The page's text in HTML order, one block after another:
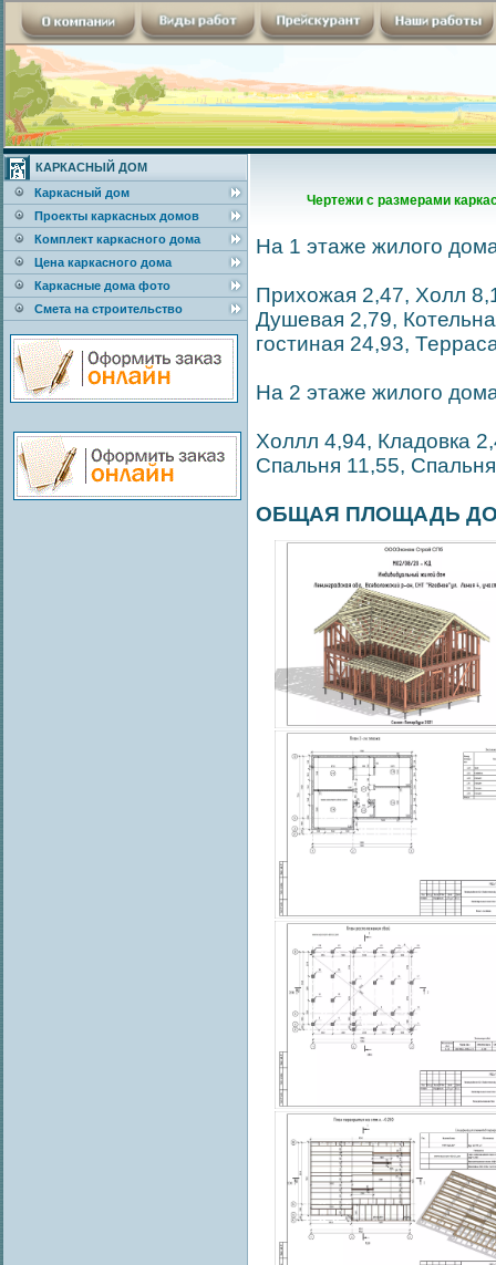
КАРКАСНЫЙ ДОМ
Каркасный дом
Проекты каркасных домов
Комплект каркасного дома
Цена каркасного дома
Каркасные дома фото
Смета на строительство
Чертежи с размерами
На 1 этаже жилого
Прихожая 2,47, Холл
Душевая 2,79,
гостиная 24,93,
На 2 этаже жилого
Холлл 4,94, Кладовка
Спальня 11,55,
ОБЩАЯ ПЛОЩАДЬ